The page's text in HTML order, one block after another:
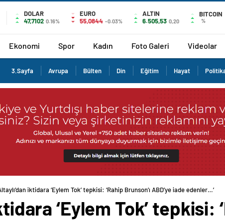
DOLAR
47,7102 0.16%
EURO
55,0844 -0.03%
ALTIN
6.505,53 0,20
BITCOIN
%
Ekonomi Spor Kadın Foto Galeri Videolar
3.Sayfa Avrupa Bülten Din Eğitim Hayat
iktidara ‘Eylem Tok’ tepkisi: ‘Rahip Brunson’ı ABD’ye iade edenler…’
‘Eylem Tok’ tepkisi: